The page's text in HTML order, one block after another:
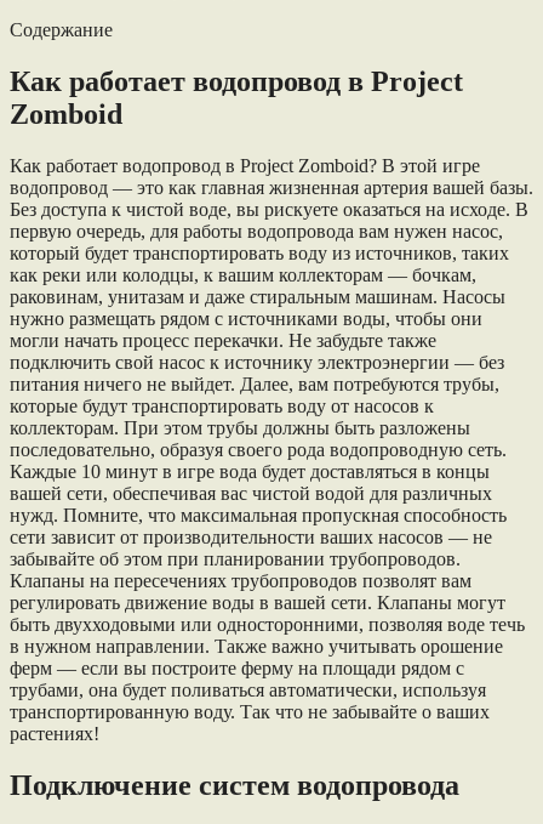
Содержание
Как работает водопровод в Project
Zomboid
Как работает водопровод в Project Zomboid? В этой игре
водопровод — это как главная жизненная артерия вашей базы.
Без доступа к чистой воде, вы рискуете оказаться на исходе. В
первую очередь, для работы водопровода вам нужен насос,
который будет транспортировать воду из источников, таких
как реки или колодцы, к вашим коллекторам — бочкам,
раковинам, унитазам и даже стиральным машинам. Насосы
нужно размещать рядом с источниками воды, чтобы они
могли начать процесс перекачки. Не забудьте также
подключить свой насос к источнику электроэнергии — без
питания ничего не выйдет. Далее, вам потребуются трубы,
которые будут транспортировать воду от насосов к
коллекторам. При этом трубы должны быть разложены
последовательно, образуя своего рода водопроводную сеть.
Каждые 10 минут в игре вода будет доставляться в концы
вашей сети, обеспечивая вас чистой водой для различных
нужд. Помните, что максимальная пропускная способность
сети зависит от производительности ваших насосов — не
забывайте об этом при планировании трубопроводов.
Клапаны на пересечениях трубопроводов позволят вам
регулировать движение воды в вашей сети. Клапаны могут
быть двухходовыми или односторонними, позволяя воде течь
в нужном направлении. Также важно учитывать орошение
ферм — если вы построите ферму на площади рядом с
трубами, она будет поливаться автоматически, используя
транспортированную воду. Так что не забывайте о ваших
растениях!
Подключение систем водопровода